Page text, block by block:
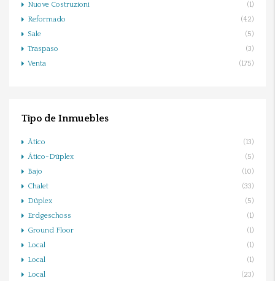
Nuove Costruzioni
(1)
Reformado
(42)
Sale
(5)
Traspaso
(3)
Venta
(175)
Tipo de Inmuebles
Ático
(13)
Ático-Dúplex
(5)
Bajo
(10)
Chalet
(33)
Dúplex
(5)
Erdgeschoss
(1)
Ground Floor
(1)
Local
(1)
Local
(1)
Local
(23)